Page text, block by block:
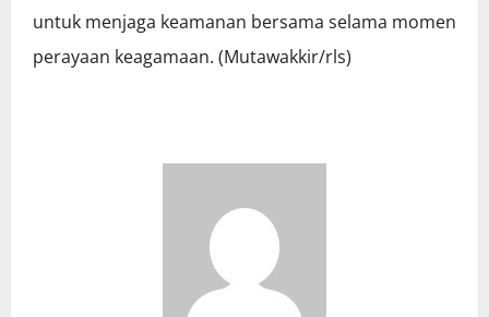
untuk menjaga keamanan bersama selama momen
perayaan keagamaan. (Mutawakkir/rls)